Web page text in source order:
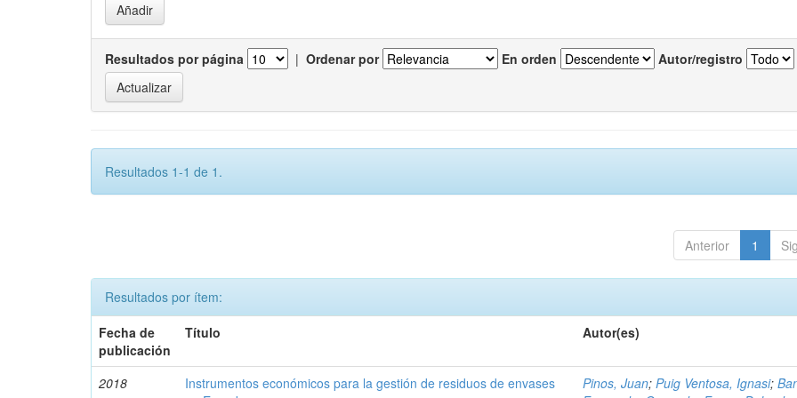
Resultados por página | Ordenar por En orden Autor/registro
Resultados 1-1 de 1.
Anterior 1
Resultados por ítem:
Fecha de
publicación
Título Autor(es)
2018
Instrumentos económicos para la gestión de residuos de envases
Pinos, Juan;Puig Ventosa, Ignasi;